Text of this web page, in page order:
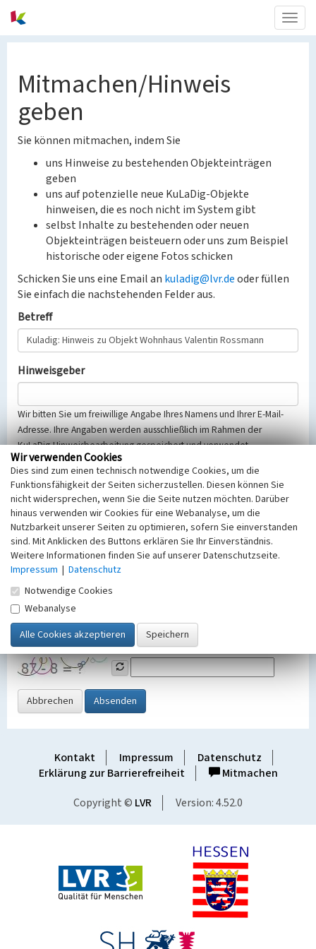
Mitmachen/Hinweis
geben
Sie können mitmachen, indem Sie
uns Hinweise zu bestehenden Objekteinträgen
geben
uns auf potenzielle neue KuLaDig-Objekte
hinweisen, die es noch nicht im System gibt
selbst Inhalte zu bestehenden oder neuen
Objekteinträgen beisteuern oder uns zum Beispiel
historische oder eigene Fotos schicken
Schicken Sie uns eine Email an kuladig@lvr.deoder füllen
Sie einfach die nachstehenden Felder aus.
Betreff
Hinweisgeber
Wir bitten Sie um freiwillige Angabe Ihres Namens und Ihrer E-Mail-
Adresse. Ihre Angaben werden ausschließlich im Rahmen der
KuLaDig-Hinweisbearbeitung gespeichert und verwendet.
Selbstverständlich werden diese entsprechend der Vorschriften des
Telemediengesetzes, des Datenschutzgesetzes NRW und der seit
dem 25.05.2018 gültigen Europäischen Datenschutzgrundverordnung
(EU-DSGVO) vertraulich behandelt, beachten Sie bitte unsere
Hinweise zumDatenschutz
Nachricht
SicherheitsabfrageTragen Sie unten das Rechenergebnis aus der
Grafik ein
Abbrechen Absenden
Kontakt Impressum
Datenschutz
Erklärung zur Barrierefreiheit
Mitmachen
Copyright © LVR Version: 4.52.0
Wir verwenden Cookies
Dies sind zum einen technisch notwendige Cookies, um die
Funktionsfähigkeit der Seiten sicherzustellen. Diesen können Sie
nicht widersprechen, wenn Sie die Seite nutzen möchten. Darüber
hinaus verwenden wir Cookies für eine Webanalyse, um die
Nutzbarkeit unserer Seiten zu optimieren, sofern Sie einverstanden
sind. Mit Anklicken des Buttons erklären Sie Ihr Einverständnis.
Weitere Informationen finden Sie auf unserer Datenschutzseite.
Impressum | Datenschutz
Notwendige Cookies
Webanalyse